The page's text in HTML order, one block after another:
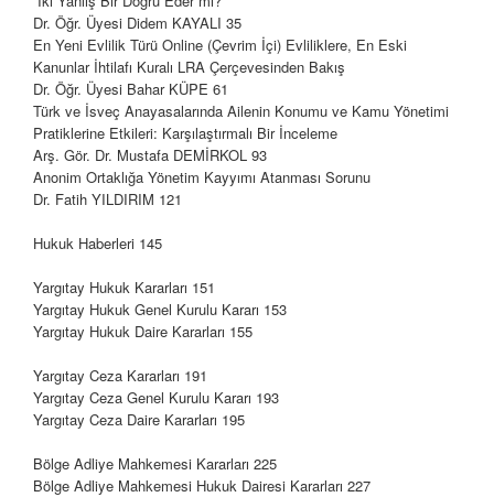
Dr. Öğr. Üyesi Didem KAYALI 35
En Yeni Evlilik Türü Online (Çevrim İçi) Evliliklere, En Eski
Kanunlar İhtilafı Kuralı LRA Çerçevesinden Bakış
Dr. Öğr. Üyesi Bahar KÜPE 61
Türk ve İsveç Anayasalarında Ailenin Konumu ve Kamu Yönetimi
Pratiklerine Etkileri: Karşılaştırmalı Bir İnceleme
Arş. Gör. Dr. Mustafa DEMİRKOL 93
Anonim Ortaklığa Yönetim Kayyımı Atanması Sorunu
Dr. Fatih YILDIRIM 121
Hukuk Haberleri 145
Yargıtay Hukuk Kararları 151
Yargıtay Hukuk Genel Kurulu Kararı 153
Yargıtay Hukuk Daire Kararları 155
Yargıtay Ceza Kararları 191
Yargıtay Ceza Genel Kurulu Kararı 193
Yargıtay Ceza Daire Kararları 195
Bölge Adliye Mahkemesi Kararları 225
Bölge Adliye Mahkemesi Hukuk Dairesi Kararları 227